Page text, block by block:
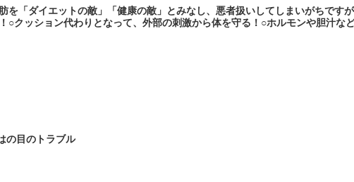
を「ダイエットの敵」「健康の敵」とみなし、悪者扱いしてしまいがちで
○クッション代わりとなって、外部の刺激から体を守る！○ホルモンや胆汁な
の目のトラブル